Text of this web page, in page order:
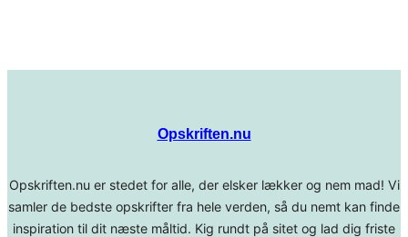
Opskriften.nu
Opskriften.nu er stedet for alle, der elsker lækker og nem mad! Vi
samler de bedste opskrifter fra hele verden, så du nemt kan finde
inspiration til dit næste måltid. Kig rundt på sitet og lad dig friste